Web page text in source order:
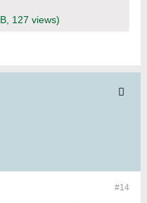
127 views)
#14